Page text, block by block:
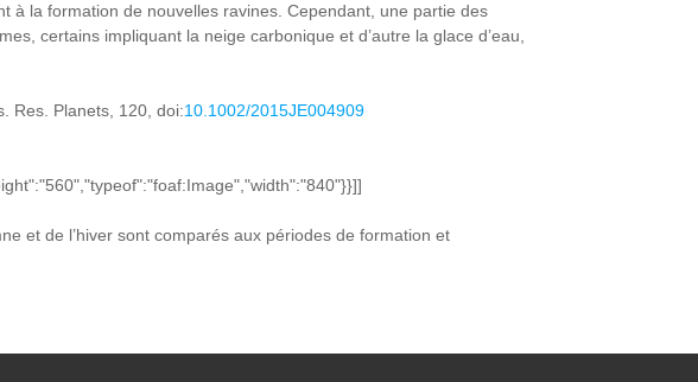
à la formation de nouvelles ravines. Cependant, une partie des
certains impliquant la neige carbonique et d’autre la glace d’eau,
Res. Planets, 120, doi:10.1002/2015JE004909
et de l’hiver sont comparés aux périodes de formation et